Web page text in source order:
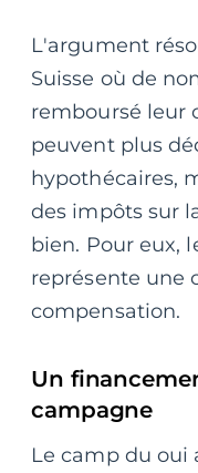
L'argument
Suisse où de
remboursé leur
peuvent plus
hypothécaires,
des impôts sur
bien. Pour eux,
représente une
compensation.
Un
campagne
Le camp du oui